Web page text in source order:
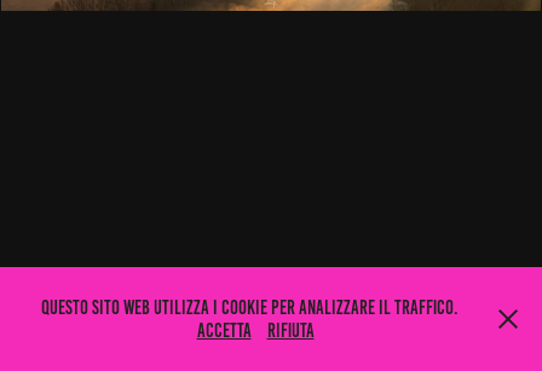
Questo sito web utilizza i cookie per analizzare il traffico.
Accetta
Rifiuta